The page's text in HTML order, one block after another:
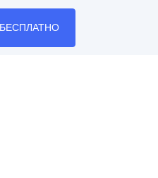
БЕСПЛАТНО